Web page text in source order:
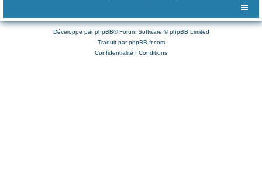
Développé parphpBB® Forum Software © phpBB Limited
Traduit parphpBB-fr.com
Confidentialité | Conditions